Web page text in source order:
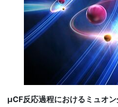
µCF反応過程におけるミュオ